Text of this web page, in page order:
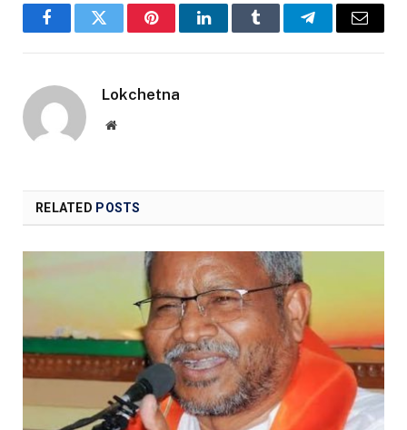
FacebookTwitter PinterestLinkedInTumblr TelegramEmail
Lokchetna
Website
RELATED POSTS